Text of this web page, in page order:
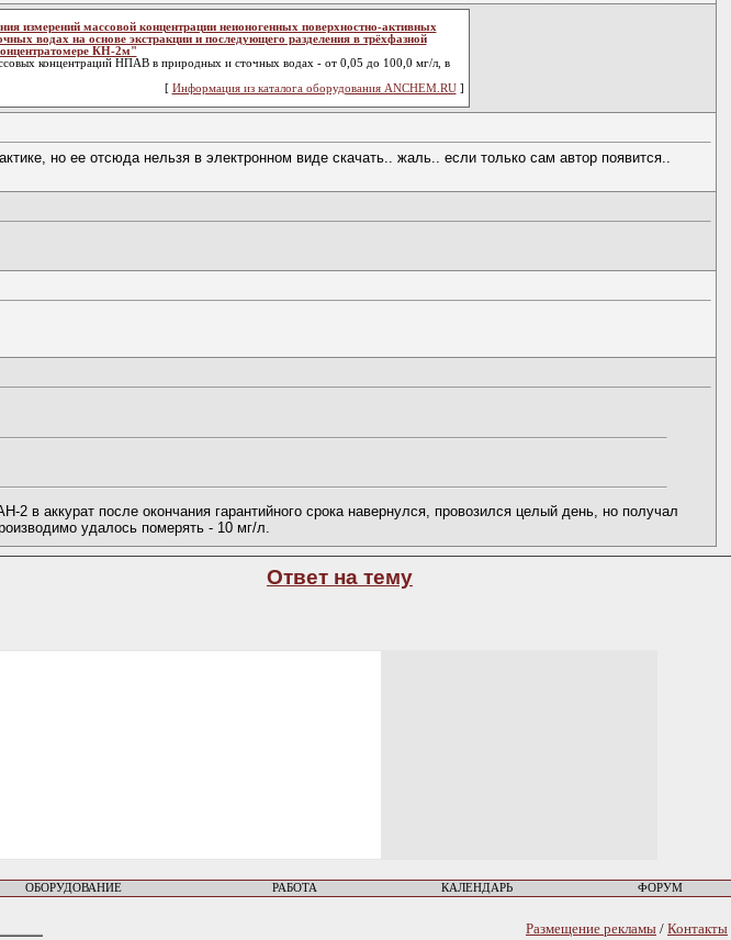
измерений массовой концентрации неионогенных поверхностно-активных
водах на основе экстракции и последующего разделения в трёхфазной
КН-2м"
концентраций НПАВ в природных и сточных водах - от 0,05 до 100,0 мг/л, в
[ Информация из каталога оборудования ANCHEM.RU]
но ее отсюда нельзя в электронном виде скачать.. жаль.. если только сам автор появится..
в аккурат после окончания гарантийного срока навернулся, провозился целый день, но получал
удалось померять - 10 мг/л.
Ответ на тему
ОБОРУДОВАНИЕ РАБОТА КАЛЕНДАРЬ ФОРУМ
Размещение рекламы / Контакты